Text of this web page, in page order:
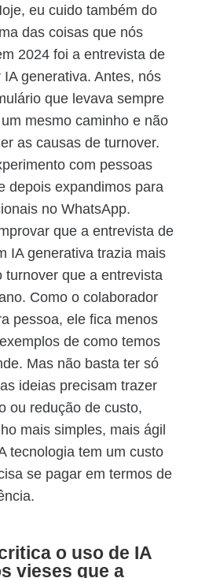
eu cuido também do
das coisas que nós
2024 foi a entrevista de
generativa. Antes, nós
que levava sempre
mesmo caminho e não
as causas de turnover.
com pessoas
depois expandimos para
no WhatsApp.
que a entrevista de
IA generativa trazia mais
turnover que a entrevista
Como o colaborador
pessoa, ele fica menos
de como temos
Mas não basta ter só
ideias precisam trazer
ou redução de custo,
mais simples, mais ágil
tecnologia tem um custo
se pagar em termos de
o uso de IA
vieses que a